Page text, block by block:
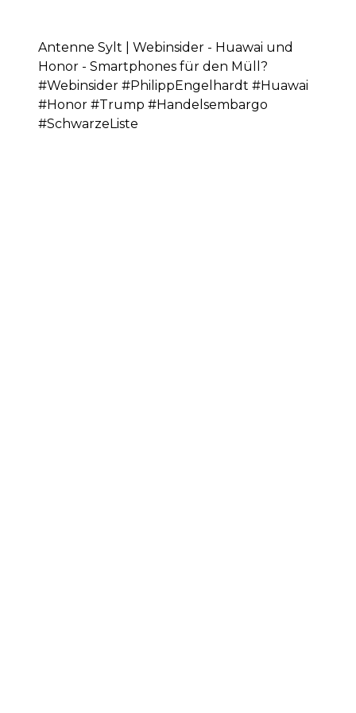
Antenne Sylt | Webinsider - Huawai und
Honor - Smartphones für den Müll?
#Webinsider #PhilippEngelhardt #Huawai
#Honor #Trump #Handelsembargo
#SchwarzeListe